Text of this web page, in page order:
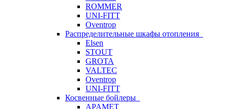
ROMMER
UNI-FITT
Oventrop
Распределительные шкафы отопления
Elsen
STOUT
GROTA
VALTEC
Oventrop
UNI-FITT
Косвенные бойлеры
APAMET